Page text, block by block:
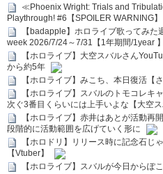
≪Phoenix Wright: Trials and
Playthrough! #6【SPOILER WARNING】
【badapple】ホロライブ歌ってみ
week 2026/7/24～7/31【1年期間/1year
【ホロライブ】大空スバルさん
から約5年
【ホロライブ】みこち、本日復活【
【ホロライブ】スバルのトモコレキ
次ぐ3番目くらいには上手いよな【大空ス
【ホロライブ】赤井はあとが活動再
段階的に活動範囲を広げていく形に
【ホロドリ】リリース時に記念石じ
【Vtuber】
【ホロライブ】スバルが今日からぽ